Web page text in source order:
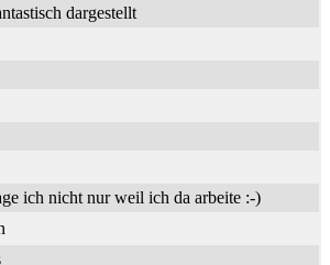
dargestellt
ich nicht nur weil ich da arbeite :-)